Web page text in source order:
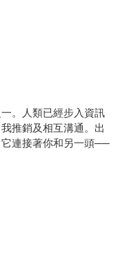
。人類已經步入資訊
推銷及相互溝通。出
連接著你和另一頭──